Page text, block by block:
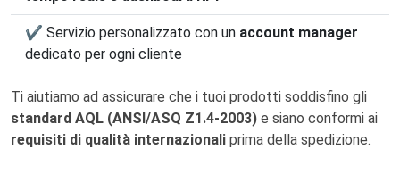
✔ Servizio personalizzato con un account manager
dedicato per ogni cliente
Ti aiutiamo ad assicurare che i tuoi prodotti soddisfino gli
standard AQL (ANSI/ASQ Z1.4-2003) e siano conformi ai
requisiti di qualità internazionali prima della spedizione.